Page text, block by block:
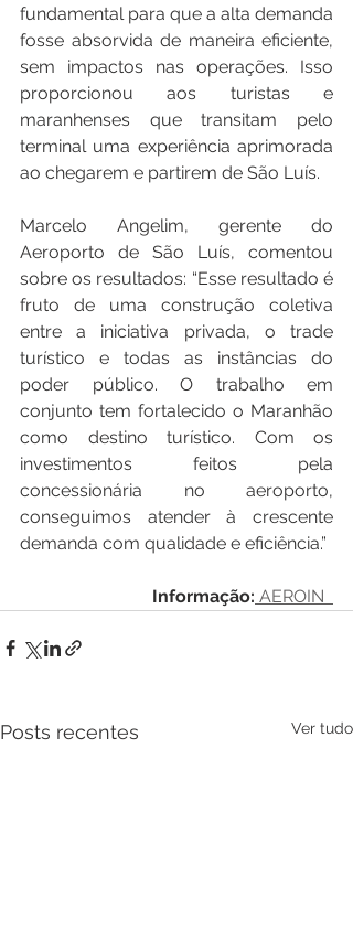
fundamental para que a alta demanda
fosse absorvida de maneira eficiente,
sem impactos nas operações. Isso
proporcionou aos turistas e
maranhenses que transitam pelo
terminal uma experiência aprimorada
ao chegarem e partirem de São Luís.
Marcelo Angelim, gerente do
Aeroporto de São Luís, comentou
sobre os resultados: “Esse resultado é
fruto de uma construção coletiva
entre a iniciativa privada, o trade
turístico e todas as instâncias do
poder público. O trabalho em
conjunto tem fortalecido o Maranhão
como destino turístico. Com os
investimentos feitos pela
concessionária no aeroporto,
conseguimos atender à crescente
demanda com qualidade e eficiência.”
Informação: AEROIN
Posts recentes Ver tudo